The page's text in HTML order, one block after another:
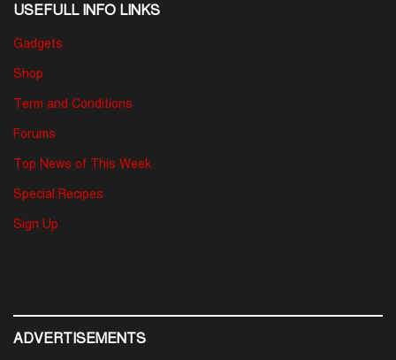
USEFULL INFO LINKS
Gadgets
Shop
Term and Conditions
Forums
Top News of This Week
Special Recipes
Sign Up
ADVERTISEMENTS